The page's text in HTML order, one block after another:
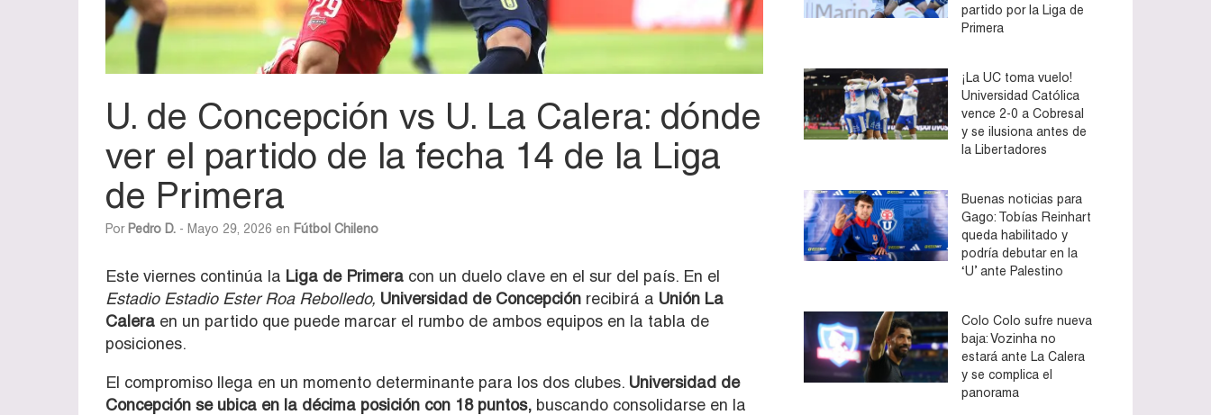
U. de Concepción vs U. La Calera: dónde
ver el partido de la fecha 14 de la Liga
de Primera
Por Pedro D. - Mayo 29, 2026 en Fútbol Chileno
Este viernes continúa la Liga de Primera con un duelo clave en el sur del país. En el
Estadio Estadio Ester Roa Rebolledo, Universidad de Concepción recibirá a Unión La
Calera en un partido que puede marcar el rumbo de ambos equipos en la tabla de
posiciones.
El compromiso llega en un momento determinante para los dos clubes. Universidad de
Concepción se ubica en la décima posición con 18 puntos, buscando consolidarse en la
partido por la Liga de
Primera
¡La UC toma vuelo!
Universidad Católica
vence 2-0 a Cobresal
y se ilusiona antes de
la Libertadores
Buenas noticias para
Gago: Tobías Reinhart
queda habilitado y
podría debutar en la
‘U’ ante Palestino
Colo Colo sufre nueva
baja: Vozinha no
estará ante La Calera
y se complica el
panorama